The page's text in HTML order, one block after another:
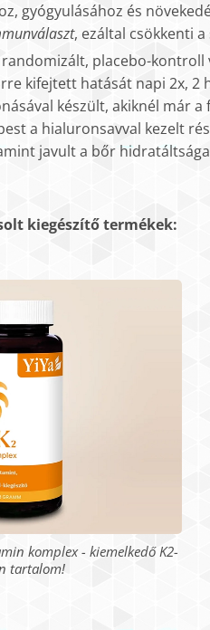
gyógyulásához és
, ezáltal csökkenti
randomizált, placebo-
kifejtett hatását napi 2x, 2
készült, akiknél már
a hialuronsavval kezelt
javult a bőr
kiegészítő termékek:
komplex - kiemelkedő K2-
tartalom!